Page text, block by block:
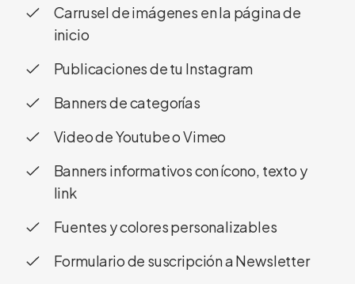
Carrusel de imágenes en la página de
inicio
Publicaciones de tu Instagram
Banners de categorías
Video de Youtube o Vimeo
Banners informativos con ícono, texto y
link
Fuentes y colores personalizables
Formulario de suscripción a Newsletter